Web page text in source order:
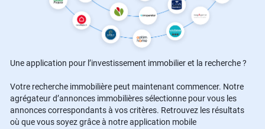
Une application pour l’investissement immobilier et la recherche ?
Votre recherche immobilière peut maintenant commencer. Notre
agrégateur d’annonces immobilières sélectionne pour vous les
annonces correspondants à vos critères. Retrouvez les résultats
où que vous soyez grâce à notre application mobile